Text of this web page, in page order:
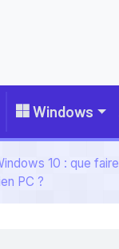
Windows
10 : que faire
PC ?